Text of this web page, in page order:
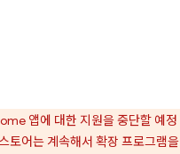
앱에 대한 지원을 중단할 예정
어는 계속해서 확장 프로그램을